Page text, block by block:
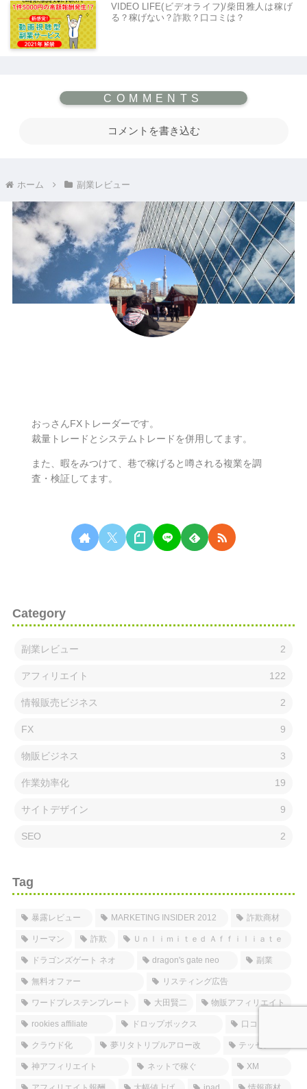
VIDEO LIFE(ビデオライフ)/柴田雅人は稼げ
る？稼げない？詐欺？口コミは？
コメントを書き込む
ホーム 副業レビュー
おっさんFXトレーダーです。
裁量トレードとシステムトレードを併用してます。
また、暇をみつけて、巷で稼げると噂される複業を調
査・検証してます。
Category
副業レビュー 2
アフィリエイト 122
情報販売ビジネス 2
FX 9
物販ビジネス 3
作業効率化 19
サイトデザイン 9
SEO 2
Tag
暴露レビュー MARKETING INSIDER 2012 詐欺商材
リーマン 詐欺 Ｕｎｌｉｍｉｔｅｄ Ａｆｆｉｌｉａｔｅ
ドラゴンズゲート ネオ dragon's gate neo 副業
無料オファー リスティング広告
ワードプレステンプレート 大田賢二 物販アフィリエイト
rookies affiliate ドロップボックス 口コミ
クラウド化 夢リタトリプルアロー改 テッセン
神アフィリエイト ネットで稼ぐ XM